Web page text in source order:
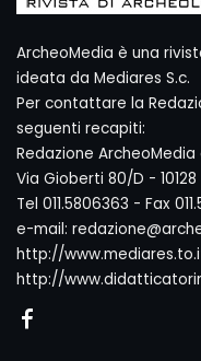
ArcheoMedia è una
ideata da Mediares S.c.
Per contattare la
seguenti recapiti:
Redazione ArcheoMedia
Via Gioberti 80/D - 10128
Tel 011.5806363 - Fax
e-mail:
http://
http://